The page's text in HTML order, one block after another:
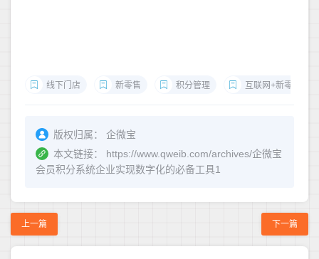
线下门店 新零售 积分管理 互联网+新零售
版权归属：
企微宝
本文链接：
https://www.qweib.com/archives/企微宝
会员积分系统企业实现数字化的必备工具1
上一篇 下一篇